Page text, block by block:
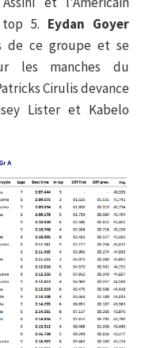
top 5. Eydan Goyer
de ce groupe et se
les manches du
Cirulis devance
Lister et Kabelo